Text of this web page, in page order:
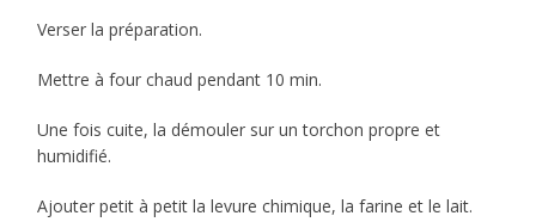
Verser la préparation.
Mettre à four chaud pendant 10 min.
Une fois cuite, la démouler sur un torchon propre et
humidifié.
Ajouter petit à petit la levure chimique, la farine et le lait.